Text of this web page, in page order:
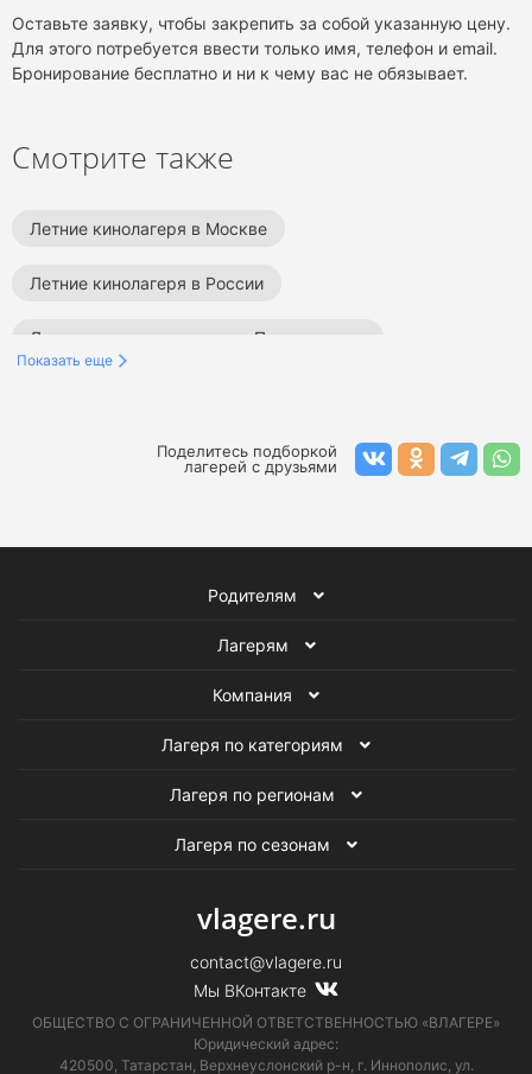
Оставьте заявку, чтобы закрепить за собой указанную цену.
Для этого потребуется ввести только имя, телефон и email.
Бронирование бесплатно и ни к чему вас не обязывает.
Смотрите также
Летние кинолагеря в Москве
Летние кинолагеря в России
Летние языковые лагеря в Подмосковье
Летние образовательные лагеря в Подмосковье
Летние туристические лагеря в Подмосковье
Летние танцевальные лагеря в Подмосковье
Летние палаточные лагеря в Подмосковье
Летние лагеря с занятиями плаванием в Подмосковье
Показать еще
Поделитесь подборкой
лагерей с друзьями
Родителям
Лагерям
Компания
Лагеря по категориям
Лагеря по регионам
Лагеря по сезонам
vlagere.ru
contact@vlagere.ru
Мы ВКонтакте
ОБЩЕСТВО С ОГРАНИЧЕННОЙ ОТВЕТСТВЕННОСТЬЮ «ВЛАГЕРЕ»
Юридический адрес:
420500, Татарстан, Верхнеуслонский р-н, г. Иннополис, ул.